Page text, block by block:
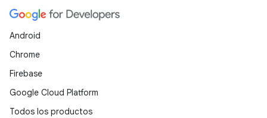
Android
Chrome
Firebase
Google Cloud Platform
Todos los productos